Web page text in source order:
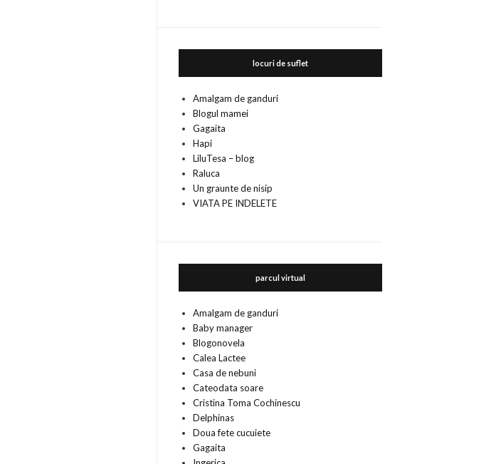
locuri de suflet
Amalgam de ganduri
Blogul mamei
Gagaita
Hapi
LiluTesa – blog
Raluca
Un graunte de nisip
VIATA PE INDELETE
parcul virtual
Amalgam de ganduri
Baby manager
Blogonovela
Calea Lactee
Casa de nebuni
Cateodata soare
Cristina Toma Cochinescu
Delphinas
Doua fete cucuiete
Gagaita